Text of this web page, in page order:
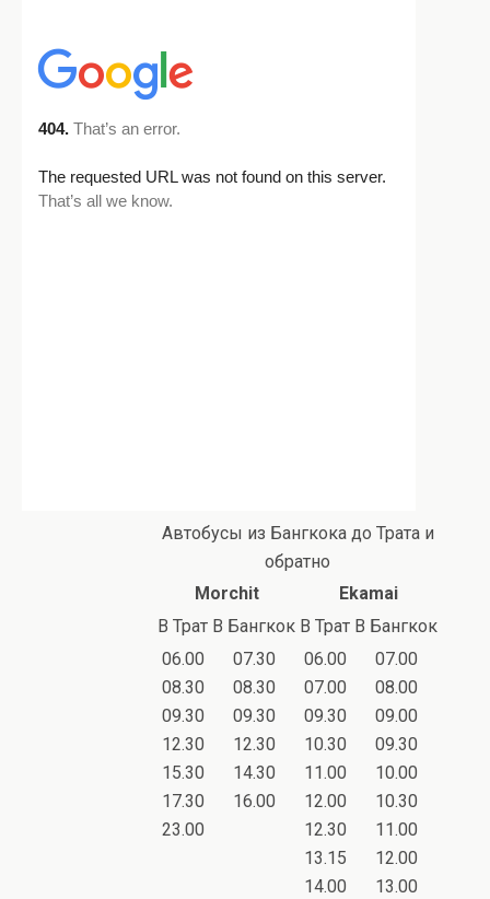
Автобусы из Бангкока до Трата и
обратно
Morchit
Ekamai
В Трат В Бангкок В Трат В Бангкок
06.00
08.30
09.30
12.30
15.30
17.30
23.00
07.30
08.30
09.30
12.30
14.30
16.00
06.00
07.00
09.30
10.30
11.00
12.00
12.30
13.15
14.00
07.00
08.00
09.00
09.30
10.00
10.30
11.00
12.00
13.00